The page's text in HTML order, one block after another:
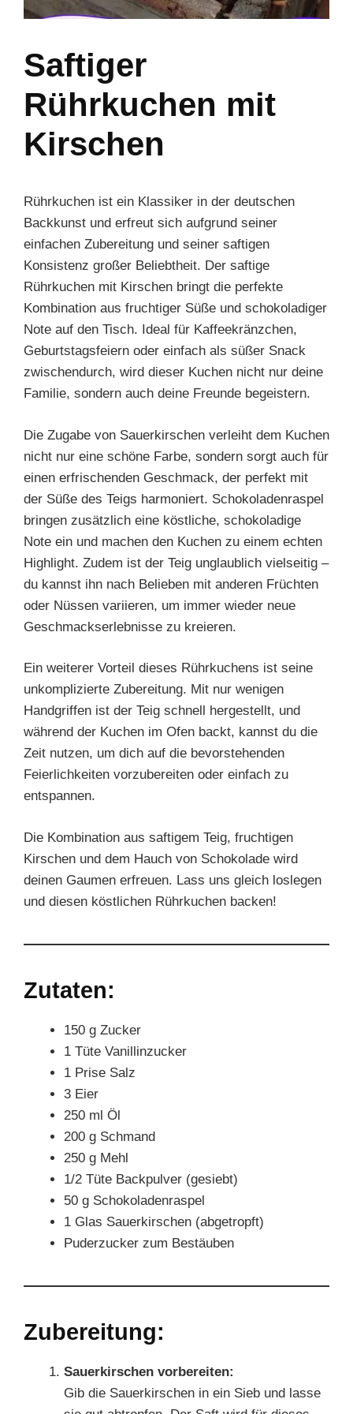
Saftiger
Rührkuchen mit
Kirschen
Rührkuchen ist ein Klassiker in der deutschen
Backkunst und erfreut sich aufgrund seiner
einfachen Zubereitung und seiner saftigen
Konsistenz großer Beliebtheit. Der saftige
Rührkuchen mit Kirschen bringt die perfekte
Kombination aus fruchtiger Süße und schokoladiger
Note auf den Tisch. Ideal für Kaffeekränzchen,
Geburtstagsfeiern oder einfach als süßer Snack
zwischendurch, wird dieser Kuchen nicht nur deine
Familie, sondern auch deine Freunde begeistern.
Die Zugabe von Sauerkirschen verleiht dem Kuchen
nicht nur eine schöne Farbe, sondern sorgt auch für
einen erfrischenden Geschmack, der perfekt mit
der Süße des Teigs harmoniert. Schokoladenraspel
bringen zusätzlich eine köstliche, schokoladige
Note ein und machen den Kuchen zu einem echten
Highlight. Zudem ist der Teig unglaublich vielseitig –
du kannst ihn nach Belieben mit anderen Früchten
oder Nüssen variieren, um immer wieder neue
Geschmackserlebnisse zu kreieren.
Ein weiterer Vorteil dieses Rührkuchens ist seine
unkomplizierte Zubereitung. Mit nur wenigen
Handgriffen ist der Teig schnell hergestellt, und
während der Kuchen im Ofen backt, kannst du die
Zeit nutzen, um dich auf die bevorstehenden
Feierlichkeiten vorzubereiten oder einfach zu
entspannen.
Die Kombination aus saftigem Teig, fruchtigen
Kirschen und dem Hauch von Schokolade wird
deinen Gaumen erfreuen. Lass uns gleich loslegen
und diesen köstlichen Rührkuchen backen!
Zutaten:
150 g Zucker
1 Tüte Vanillinzucker
1 Prise Salz
3 Eier
250 ml Öl
200 g Schmand
250 g Mehl
1/2 Tüte Backpulver (gesiebt)
50 g Schokoladenraspel
1 Glas Sauerkirschen (abgetropft)
Puderzucker zum Bestäuben
Zubereitung:
Sauerkirschen vorbereiten:
Gib die Sauerkirschen in ein Sieb und lasse